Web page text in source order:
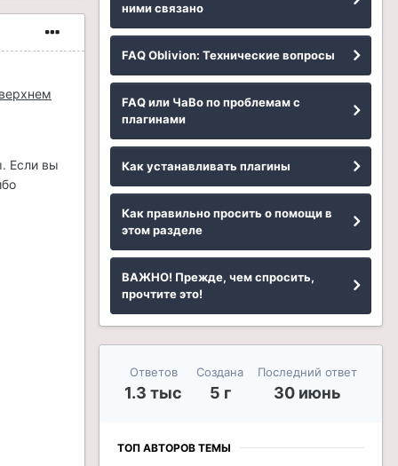
Если вы
ними связано
FAQ Oblivion: Технические вопросы
FAQ или ЧаВо по проблемам с
плагинами
Как устанавливать плагины
Как правильно просить о помощи в
этом разделе
ВАЖНО! Прежде, чем спросить,
прочтите это!
Ответов
1.3 тыс
Создана
5 г
Последний ответ
30 июнь
ТОП АВТОРОВ ТЕМЫ